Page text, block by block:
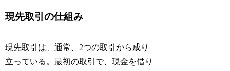
現先取引の仕組み
現先取引は、通常、2つの取引から成り
立っている。最初の取引で、現金を借り